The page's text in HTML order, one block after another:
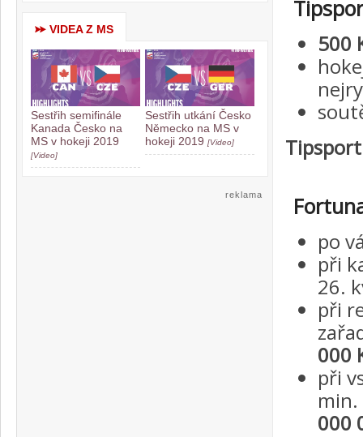
VIDEA Z MS
Sestřih semifinále
Kanada Česko na
MS v hokeji 2019
[Video]
Sestřih utkání Česko
Německo na MS v
hokeji 2019 [Video]
reklama
500
Tipsport
po
při
26.
při
000
při
min.
000